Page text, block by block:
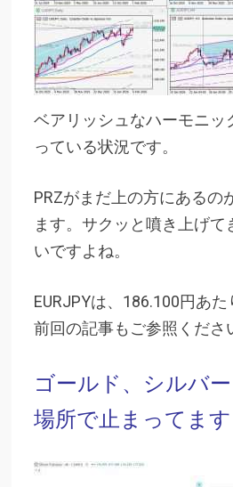
ベアリッシュなハーモニッ
っている状況です。
PRZがまだ上の方にあるの
ます。サクッと噴き上げて
いですよね。
EURJPYは、186.100円あた
前回の記事もご参照くださ
ゴールド、シルバ
場所で止まってます